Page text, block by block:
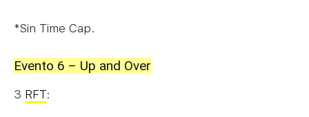
*Sin Time Cap.
Evento 6 – Up and Over
3 RFT: